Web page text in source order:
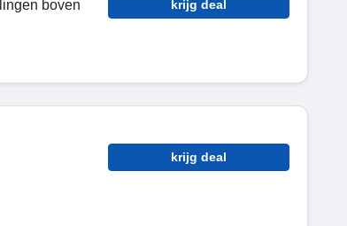
boven
krijg deal
krijg deal